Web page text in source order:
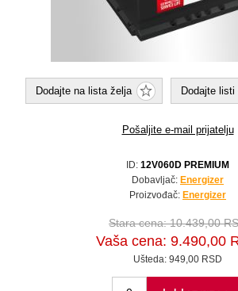
Dodajte na lista želja Dodajte
Pošaljite e-mail prijatelju
ID: 12V060D PREMIUM
Dobavljač: Energizer
Proizvođač: Energizer
Stara cena:10.439,00
Vaša cena: 9.490,00
Ušteda: 949,00 RSD